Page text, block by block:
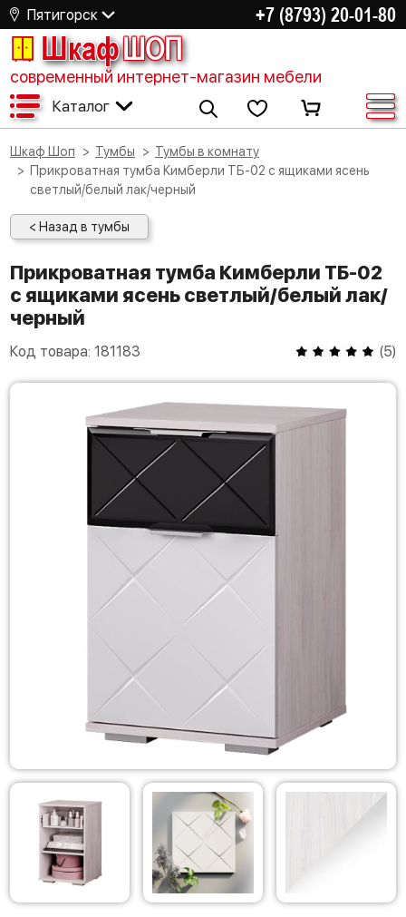
Пятигорск +7 (8793) 20-01-80
ШкафШОП
современный интернет-магазин мебели
Каталог
Шкаф Шоп Тумбы
Тумбы в комнату
Прикроватная тумба Кимберли ТБ-02 с ящиками ясень
светлый/белый лак/черный
< Назад в тумбы
Прикроватная тумба Кимберли ТБ-02
с ящиками ясень светлый/белый лак/
черный
Код товара: 181183 (5)